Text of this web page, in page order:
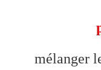
mélanger